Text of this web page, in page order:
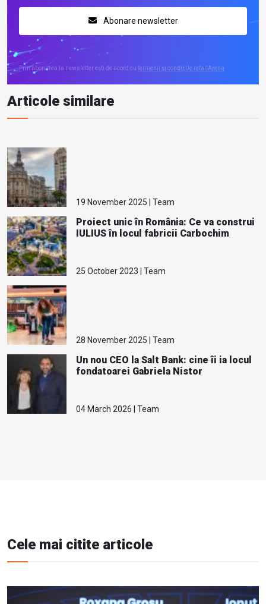
Abonare newsletter
Prin abonarea la newsletter ești de acord cu termenii și condițiile retailArena
Articole similare
19 November 2025 | Team
Proiect unic în România: Ce va construi
IULIUS în locul fabricii Carbochim
25 October 2023 | Team
28 November 2025 | Team
Un nou CEO la Salt Bank: cine îi ia locul
fondatoarei Gabriela Nistor
04 March 2026 | Team
Cele mai citite articole